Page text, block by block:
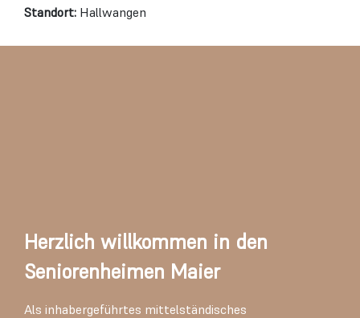
Standort: Hallwangen
Herzlich willkommen in den
Seniorenheimen Maier
Als inhabergeführtes mittelständisches